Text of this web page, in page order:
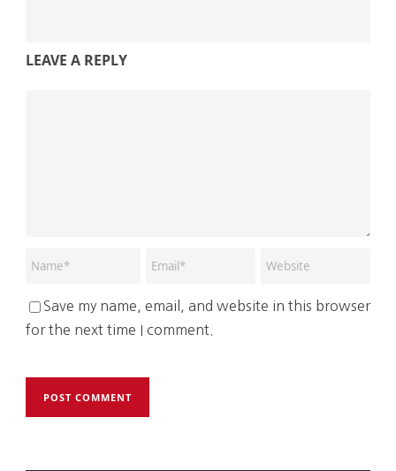
LEAVE A REPLY
Save my name, email, and website in this browser
for the next time I comment.